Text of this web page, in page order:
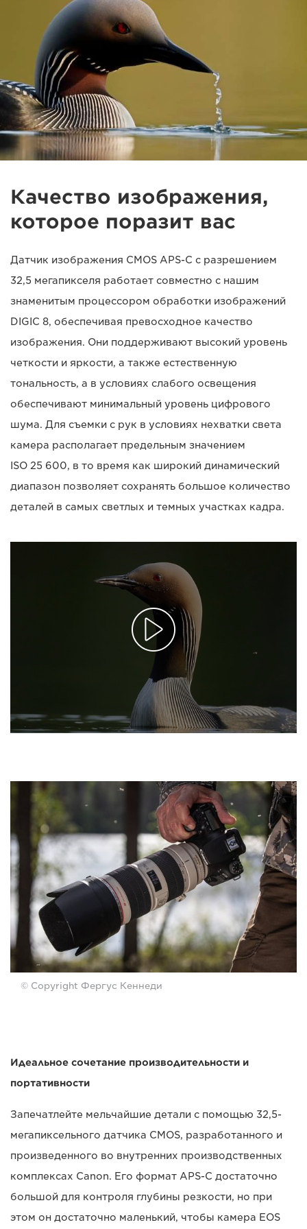
Качество изображения,
которое поразит вас
Датчик изображения CMOS APS-C с разрешением
32,5 мегапикселя работает совместно с нашим
знаменитым процессором обработки изображений
DIGIC 8, обеспечивая превосходное качество
изображения. Они поддерживают высокий уровень
четкости и яркости, а также естественную
тональность, а в условиях слабого освещения
обеспечивают минимальный уровень цифрового
шума. Для съемки с рук в условиях нехватки света
камера располагает предельным значением
ISO 25 600, в то время как широкий динамический
диапазон позволяет сохранять большое количество
деталей в самых светлых и темных участках кадра.
© Copyright Фергус Кеннеди
Идеальное сочетание производительности и
портативности
Запечатлейте мельчайшие детали с помощью 32,5-
мегапиксельного датчика CMOS, разработанного и
произведенного во внутренних производственных
комплексах Canon. Его формат APS-C достаточно
большой для контроля глубины резкости, но при
этом он достаточно маленький, чтобы камера EOS